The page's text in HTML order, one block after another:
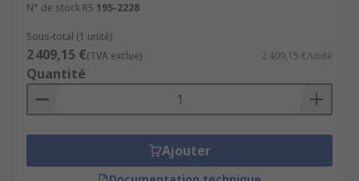
N° de stock RS 195-2228
Sous-total (1 unité)
2 409,15 €(TVA exclue) 2 409,15 €/unité
Quantité
Ajouter